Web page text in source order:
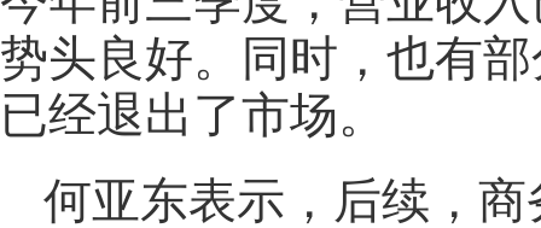
势头良好。同时，也有
已经退出了市场。
何亚东表示，后续，